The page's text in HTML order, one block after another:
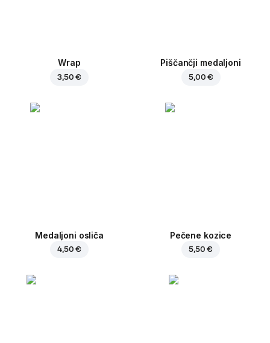
Wrap
3,50 €
Piščančji medaljoni
5,00 €
Medaljoni osliča
4,50 €
Pečene kozice
5,50 €